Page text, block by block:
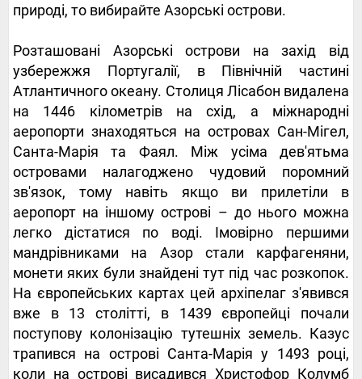
природі, то вибирайте Азорські острови.
Розташовані Азорські острови на захід від
узбережжя Португалії, в Північній частині
Атлантичного океану. Столиця Лісабон видалена
на 1446 кілометрів на схід, а міжнародні
аеропорти знаходяться на островах Сан-Мігел,
Санта-Марія та Фаял. Між усіма дев'ятьма
островами налагоджено чудовий поромний
зв'язок, тому навіть якщо ви прилетіли в
аеропорт на іншому острові – до нього можна
легко дістатися по воді. Імовірно першими
мандрівниками на Азор стали карфагеняни,
монети яких були знайдені тут під час розкопок.
На європейських картах цей архіпелаг з'явився
вже в 13 столітті, в 1439 європейці почали
поступову колонізацію тутешніх земель. Казус
трапився на острові Санта-Марія у 1493 році,
коли на острові висадився Христофор Колумб